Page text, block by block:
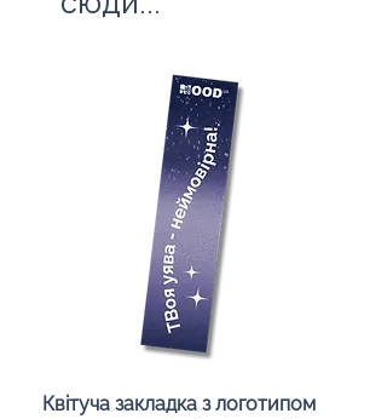
Квітуча закладка з логотипом